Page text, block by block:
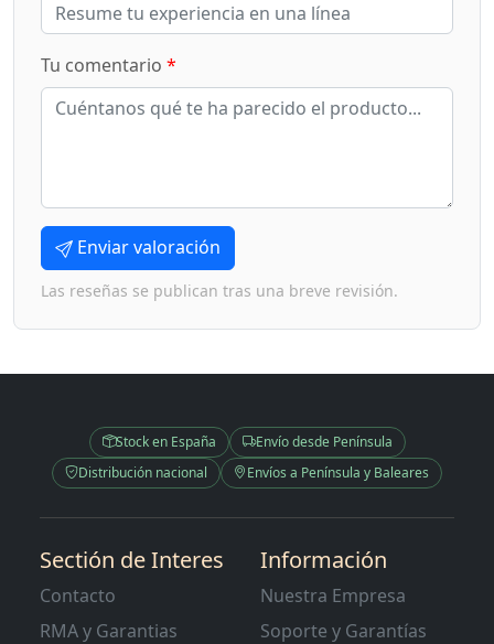
Tu comentario *
Enviar valoración
Las reseñas se publican tras una breve revisión.
Stock en España
Envío desde Península
Distribución nacional
Envíos a Península y Baleares
Sectión de Interes
Contacto
RMA y Garantias
Información
Nuestra Empresa
Soporte y Garantías